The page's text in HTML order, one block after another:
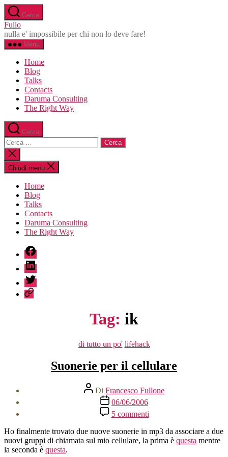
Salta
al
contenuto
Cerca
Fullo
nulla e' impossibile per chi non lo deve fare!
Menu
Home
Blog
Talks
Contacts
Daruma Consulting
The Right Way
Cerca
Cerca:
Chiudi
la
ricerca
Chiudi menu
Home
Blog
Talks
Contacts
Daruma Consulting
The Right Way
fb
linkedin
twitter
sessionize
Tag: ik
Categorie
di tutto un po' lifehack
Suonerie per il cellulare
Autore
articolo
Di Francesco Fullone
Data
dell'articolo
06/06/2006
5 commentisu
Suonerie
per
il
cellulare
Ho finalmente trovato due nuove suonerie in mp3 da associare a due
nuovi gruppi di chiamata sul mio cellulare, la prima è questa mentre
la seconda è questa.